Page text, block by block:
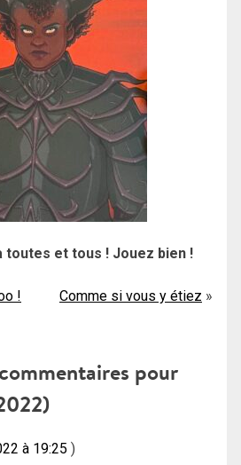
toutes et tous ! Jouez bien !
!
Comme si vous y étiez
pour
à 19:25